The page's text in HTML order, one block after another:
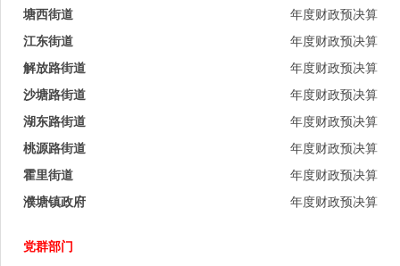
塘西街道
年度财政预决算
江东街道
年度财政预决算
解放路街道
年度财政预决算
沙塘路街道
年度财政预决算
湖东路街道
年度财政预决算
桃源路街道
年度财政预决算
霍里街道
年度财政预决算
濮塘镇政府
年度财政预决算
党群部门